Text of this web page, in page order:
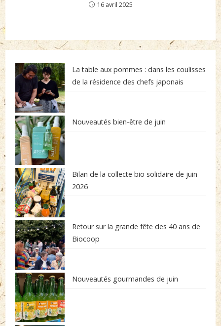
16 avril 2025
La table aux pommes : dans les coulisses
de la résidence des chefs japonais
Nouveautés bien-être de juin
Bilan de la collecte bio solidaire de juin
2026
Retour sur la grande fête des 40 ans de
Biocoop
Nouveautés gourmandes de juin